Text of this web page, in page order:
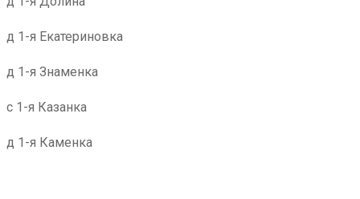
д 1-я Екатериновка
д 1-я Знаменка
с 1-я Казанка
д 1-я Каменка